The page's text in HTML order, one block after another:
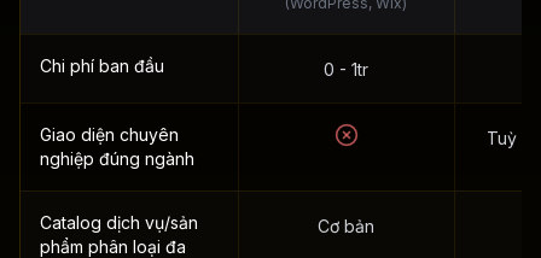
Chi phí ban đầu 0 - 1tr
Giao diện chuyên
nghiệp đúng ngành
Tuỳ
Catalog dịch vụ/sản
phẩm phân loại đa
Cơ bản